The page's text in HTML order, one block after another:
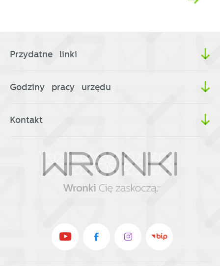
Przydatne linki
Godziny pracy urzędu
Kontakt